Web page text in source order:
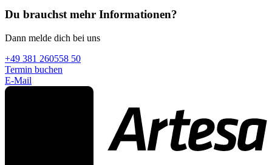
Du brauchst mehr Informationen?
Dann melde dich bei uns
+49 381 260558 50
Termin buchen
E-Mail